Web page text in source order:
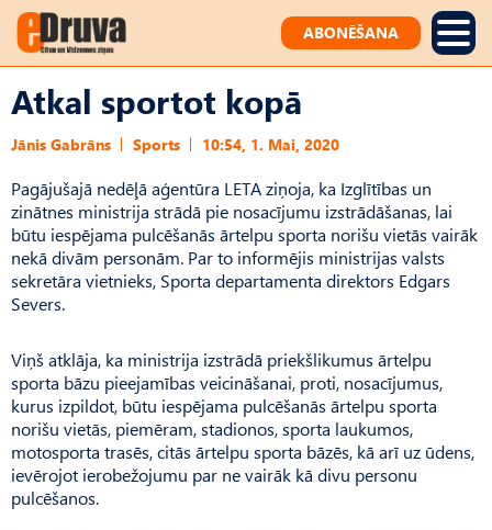
ABONĒŠANA
Atkal sportot kopā
Jānis Gabrāns Sports 10:54, 1. Mai, 2020
Pagājušajā nedēļā aģentūra LETA ziņoja, ka Izglītības un
zinātnes ministrija strādā pie nosacījumu izstrādāšanas, lai
būtu iespējama pulcēšanās ārtelpu sporta norišu vietās vairāk
nekā divām personām. Par to informējis ministrijas valsts
sekretāra vietnieks, Sporta departamenta direktors Edgars
Severs.
Viņš atklāja, ka ministrija izstrādā priekšlikumus ārtelpu
sporta bāzu pieejamības veicināšanai, proti, nosacījumus,
kurus izpildot, būtu iespējama pulcēšanās ārtelpu sporta
norišu vietās, piemēram, stadionos, sporta laukumos,
motosporta trasēs, citās ārtelpu sporta bāzēs, kā arī uz ūdens,
ievērojot ierobežojumu par ne vairāk kā divu personu
pulcēšanos.